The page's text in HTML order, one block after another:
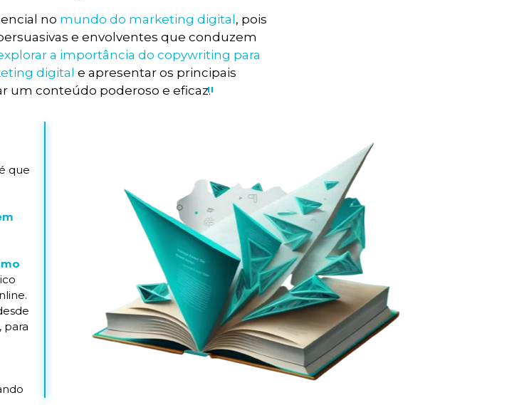
que
para
no mundo do marketing digital , pois
e envolventes que conduzem
a importância do copywriting para
digital e apresentar os principais
um conteúdo poderoso e eficaz."